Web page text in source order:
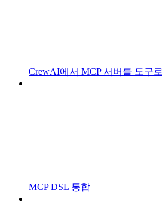
CrewAI에서 MCP 서버를 도구
MCP DSL 통합